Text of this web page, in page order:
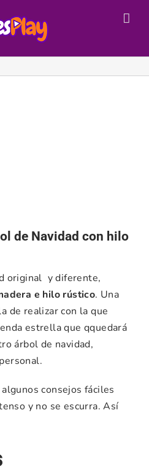
de Navidad con hilo
original y diferente,
e hilo rústico. Una
de realizar con la que
estrella que qquedará
árbol de navidad,
consejos fáciles
y no se escurra. Así